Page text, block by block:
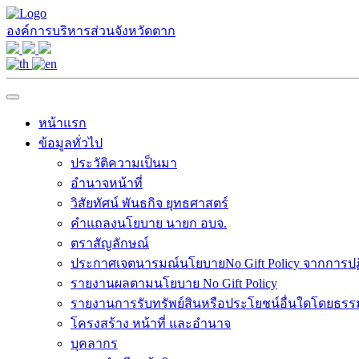
องค์การบริหารส่วนจังหวัดตาก
หน้าแรก
ข้อมูลทั่วไป
ประวัติความเป็นมา
อำนาจหน้าที่
วิสัยทัศน์ พันธกิจ ยุทธศาสตร์
คำแถลงนโยบาย นายก อบจ.
ตราสัญลักษณ์
ประกาศเจตนารมณ์นโยบายNo Gift Policy จากการ
รายงานผลตามนโยบาย No Gift Policy
รายงานการรับทรัพย์สินหรือประโยชน์อื่นใดโดยธรร
โครงสร้าง หน้าที่ และอำนาจ
บุคลากร